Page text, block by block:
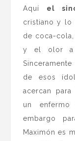
Aquí el
cristiano y lo
de coca-
y el olor a
de esos
acercan
un
embargo
Maximón es